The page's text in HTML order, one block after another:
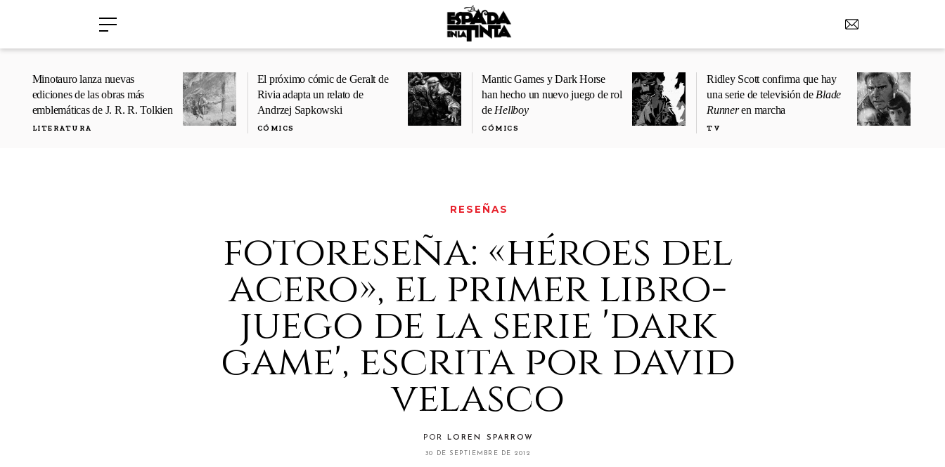
Minotauro lanza nuevas
ediciones de las obras más
emblemáticas de J. R. R. Tolkien
LITERATURA
El próximo cómic de Geralt de
Rivia adapta un relato de
Andrzej Sapkowski
CÓMICS
Mantic Games y Dark Horse
han hecho un nuevo juego de rol
de Hellboy
CÓMICS
Ridley Scott confirma que hay
una serie de televisión de Blade
Runneren marcha
TV
RESEÑAS
fotoreseña: «héroes del
acero», el primer libro-
juego de la serie 'dark
game', escrita por david
velasco
POR LOREN SPARROW
30 DE SEPTIEMBRE DE 2012
›